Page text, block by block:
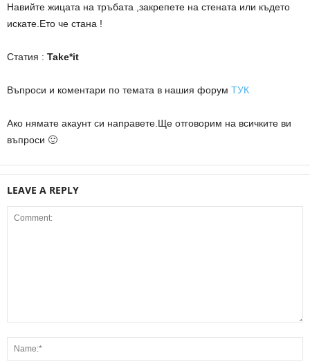
Навийте жицата на тръбата ,закрепете на стената или където
искате.Ето че стана !
Статия : Take*it
Въпроси и коментари по темата в нашия форум ТУК
Ако нямате акаунт си направете.Ще отговорим на всичките ви
въпроси 🙂
LEAVE A REPLY